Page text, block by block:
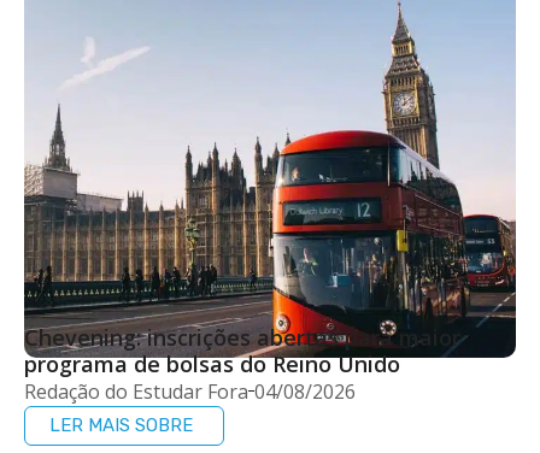
Chevening: inscrições abertas para maior
programa de bolsas do Reino Unido
Redação do Estudar Fora 04/08/2026
LER MAIS SOBRE